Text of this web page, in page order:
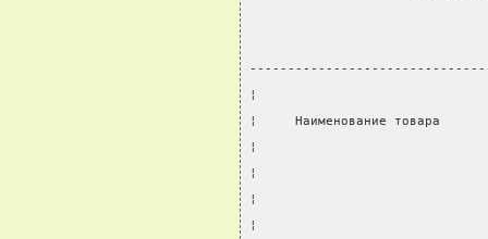
¦
¦     Наименование
¦
¦
¦
¦